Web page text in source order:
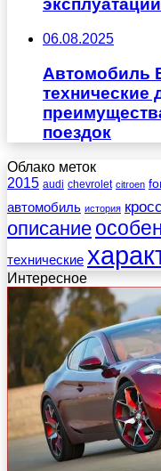
06.08.2025
Автомобиль
технические
поездок
Облако меток
2015 audi chevrolet citroen
автомобиль история
описание
технические
Интересное